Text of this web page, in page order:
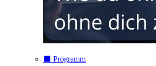
⬛️ Programm